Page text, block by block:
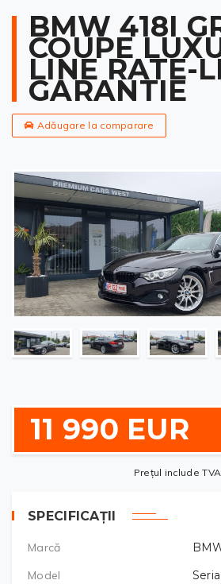
BMW 418I
COUPE
LINE RATE-
GARANTIE
Adăugare la comparare
11 990 EUR
Prețul include TVA
SPECIFICAȚII
Marcă
Model